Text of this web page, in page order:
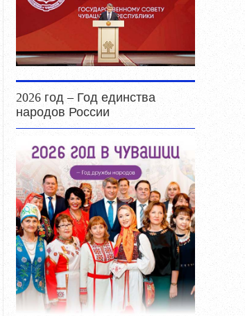
2026 год – Год единства
народов России